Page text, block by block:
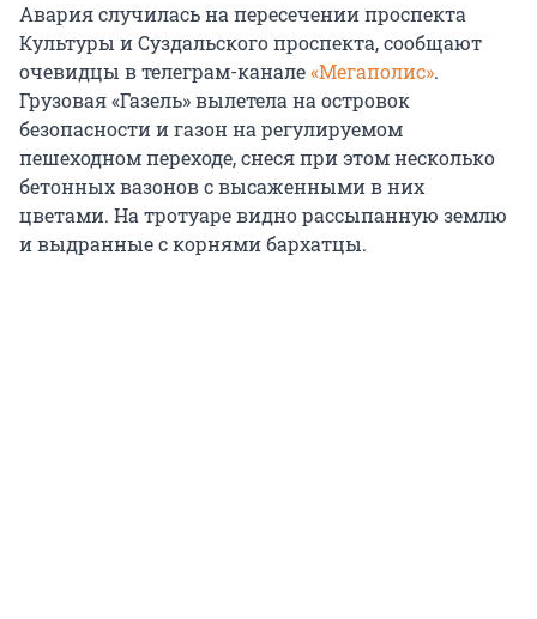
Авария случилась на пересечении проспекта
Культуры и Суздальского проспекта, сообщают
очевидцы в телеграм-канале«Мегаполис».
Грузовая «Газель» вылетела на островок
безопасности и газон на регулируемом
пешеходном переходе, снеся при этом несколько
бетонных вазонов с высаженными в них
цветами. На тротуаре видно рассыпанную землю
и выдранные с корнями бархатцы.